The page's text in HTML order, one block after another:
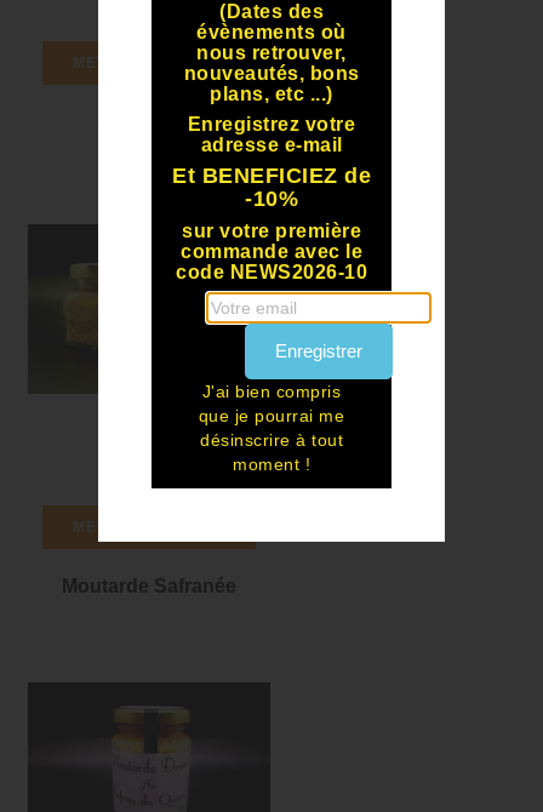
METTRE AU PANIER
Sel Safrané
METTRE AU PANIER
Moutarde Safranée
(Dates des
évènements où
nous retrouver,
nouveautés, bons
plans, etc ...)
Enregistrez votre
adresse e-mail
Et BENEFICIEZ de
-10%
sur votre première
commande avec le
code NEWS2026-10
Enregistrer
J'ai bien compris
que je pourrai me
désinscrire à tout
moment !